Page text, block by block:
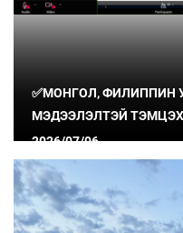
✅МОНГОЛ, ФИЛИППИН
МЭДЭЭЛЭЛТЭЙ
СУРГАМЖИЙГ
2026/07/06